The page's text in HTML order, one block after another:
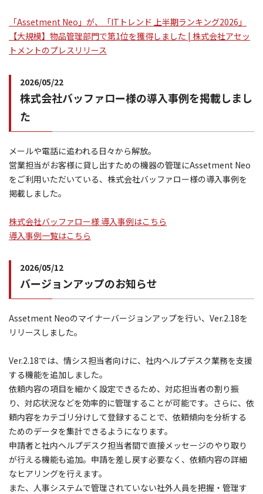
「Assetment Neo」が、「ITトレンド 上半期ランキング2026」
【大規模】物品管理部門で第1位を獲得しました | 株式会社アセッ
トメントのプレスリリース
2026/05/22
株式会社バッファロー様の導入事例を掲載しまし
た
メールや電話に追われる日々から解放。
営業担当がお客様に貸し出すための機器の管理にAssetment Neo
をご利用いただいている、株式会社バッファロー様の導入事例を
掲載しました。
株式会社バッファロー様 導入事例はこちら
導入事例一覧はこちら
2026/05/12
バージョンアップのお知らせ
Assetment Neoのマイナーバージョンアップを行い、Ver.2.18を
リリースしました。
Ver.2.18では、情シス担当者向けに、社内ヘルプデスク業務を支援
する機能を追加しました。
依頼内容の項目を細かく設定できるため、対応担当者の割り振
り、対応状況などを効率的に管理することが可能です。さらに、依
頼内容をカテゴリ分けして登録することで、依頼傾向を分析する
ためのデータを集計できるようになります。
申請者と社内ヘルプデスク担当者間で直接メッセージのやり取り
が行える機能も追加。申請を差し戻す必要なく、依頼内容の詳細
なヒアリングを行えます。
また、人事システムで管理されていない社外人員を把握・管理す